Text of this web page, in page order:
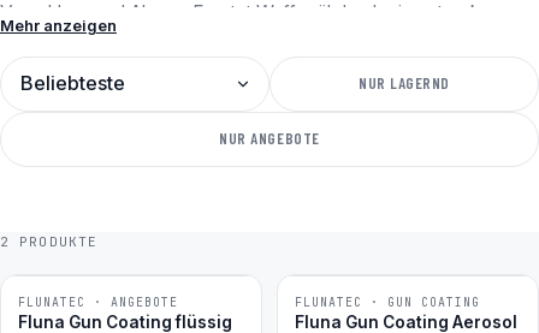
Verschluss und Abzug. Ersetzt Waffenöl durch einen trockenen
Mauser.
Mehr anzeigen
SORTIERUNG NUR LAGERND
NUR ANGEBOTE
2 PRODUKTE
BESTSELLER
FLUNATEC · ANGEBOTE
Fluna Gun Coating flüssig
BESTSELLER
FLUNATEC · GUN COATING
Fluna Gun Coating Aerosol